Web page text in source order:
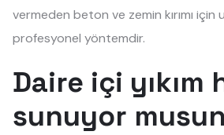
vermeden beton ve zemin kırımı için
profesyonel yöntemdir.
Daire içi yıkım
sunuyor